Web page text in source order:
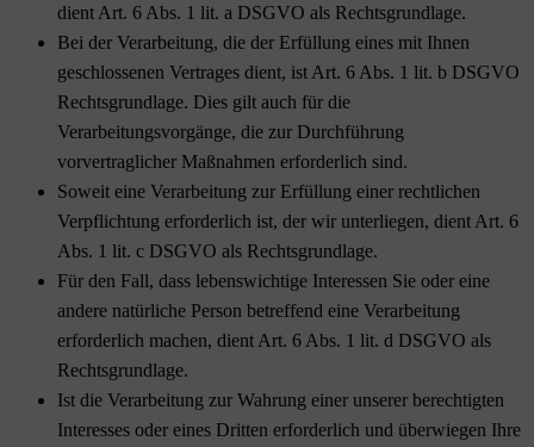
dient Art. 6 Abs. 1 lit. a DSGVO als Rechtsgrundlage.
Bei der Verarbeitung, die der Erfüllung eines mit Ihnen
geschlossenen Vertrages dient, ist Art. 6 Abs. 1 lit. b DSGVO
Rechtsgrundlage. Dies gilt auch für die
Verarbeitungsvorgänge, die zur Durchführung
vorvertraglicher Maßnahmen erforderlich sind.
Soweit eine Verarbeitung zur Erfüllung einer rechtlichen
Verpflichtung erforderlich ist, der wir unterliegen, dient Art. 6
Abs. 1 lit. c DSGVO als Rechtsgrundlage.
Für den Fall, dass lebenswichtige Interessen Sie oder eine
andere natürliche Person betreffend eine Verarbeitung
erforderlich machen, dient Art. 6 Abs. 1 lit. d DSGVO als
Rechtsgrundlage.
Ist die Verarbeitung zur Wahrung einer unserer berechtigten
Interesses oder eines Dritten erforderlich und überwiegen Ihre